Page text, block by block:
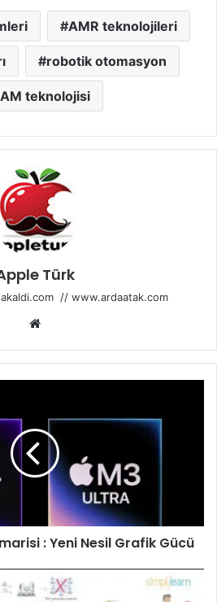
AMR teknolojileri
robotik otomasyon
teknolojisi
Türk
// www.ardaatak.com
Web
: Yeni Nesil Grafik Gücü